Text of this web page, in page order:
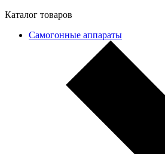
Каталог товаров
Самогонные аппараты